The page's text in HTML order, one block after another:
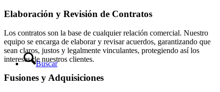
Buscar
Elaboración y Revisión de Contratos
Los contratos son la base de cualquier relación comercial. Nuestro
equipo se encarga de elaborar y revisar acuerdos, garantizando que
sean claros, justos y legalmente vinculantes, protegiendo así los
intereses de nuestros clientes.
Fusiones y Adquisiciones